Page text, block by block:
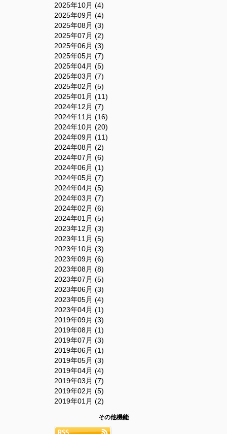
2025年10月 (4)
2025年09月 (4)
2025年08月 (3)
2025年07月 (2)
2025年06月 (3)
2025年05月 (7)
2025年04月 (5)
2025年03月 (7)
2025年02月 (5)
2025年01月 (11)
2024年12月 (7)
2024年11月 (16)
2024年10月 (20)
2024年09月 (11)
2024年08月 (2)
2024年07月 (6)
2024年06月 (1)
2024年05月 (7)
2024年04月 (5)
2024年03月 (7)
2024年02月 (6)
2024年01月 (5)
2023年12月 (3)
2023年11月 (5)
2023年10月 (3)
2023年09月 (6)
2023年08月 (8)
2023年07月 (5)
2023年06月 (3)
2023年05月 (4)
2023年04月 (1)
2019年09月 (3)
2019年08月 (1)
2019年07月 (3)
2019年06月 (1)
2019年05月 (3)
2019年04月 (4)
2019年03月 (7)
2019年02月 (5)
2019年01月 (2)
その他機能